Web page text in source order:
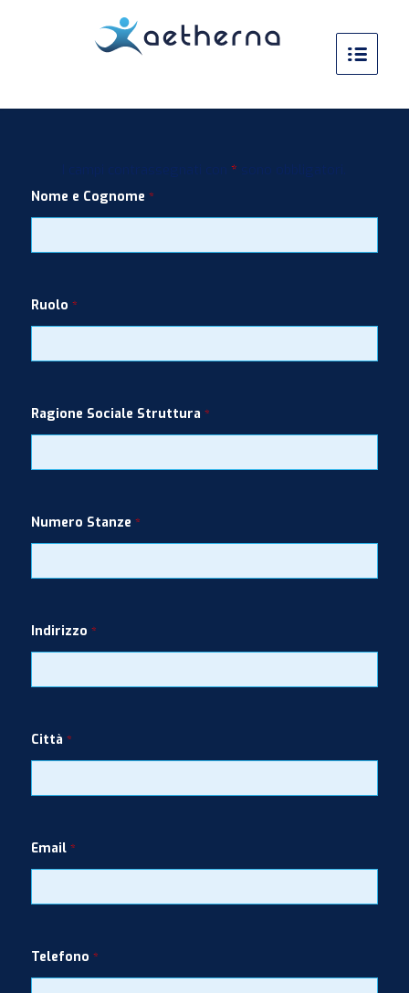
I campi contrassegnati con*
Nome e Cognome *
Ruolo *
Ragione Sociale Struttura *
Numero Stanze *
Indirizzo *
Città *
Email *
Telefono *